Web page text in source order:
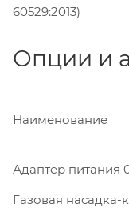
60529:2013)
Опции и
Наименование
Адаптер питания
Газовая насадка-